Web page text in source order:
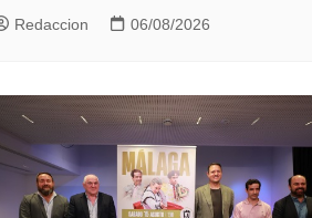
Redaccion 06/08/2026